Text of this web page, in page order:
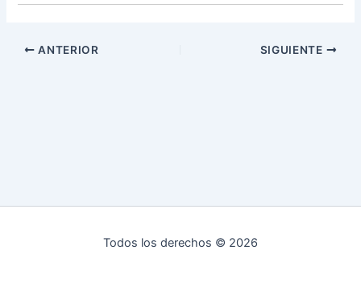
ANTERIOR SIGUIENTE
Todos los derechos © 2026